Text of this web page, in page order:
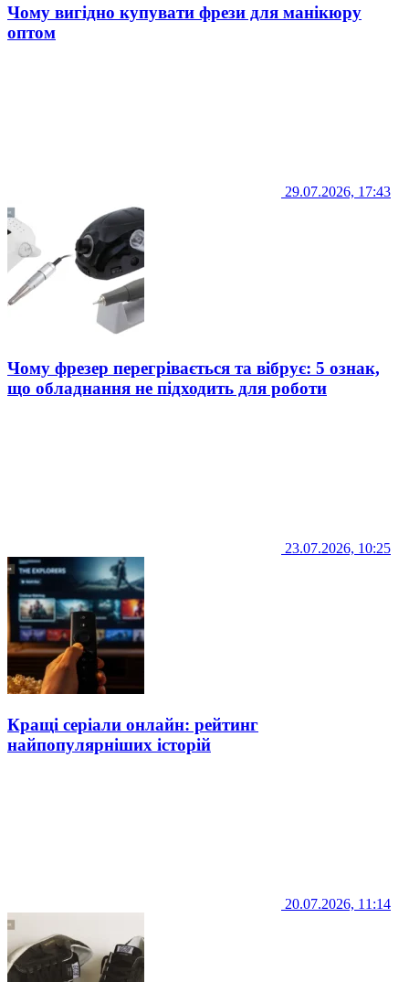
Чому вигідно купувати фрези для манікюру
оптом
29.07.2026, 17:43
Чому фрезер перегрівається та вібрує: 5 ознак,
що обладнання не підходить для роботи
23.07.2026, 10:25
Кращі серіали онлайн: рейтинг
найпопулярніших історій
20.07.2026, 11:14